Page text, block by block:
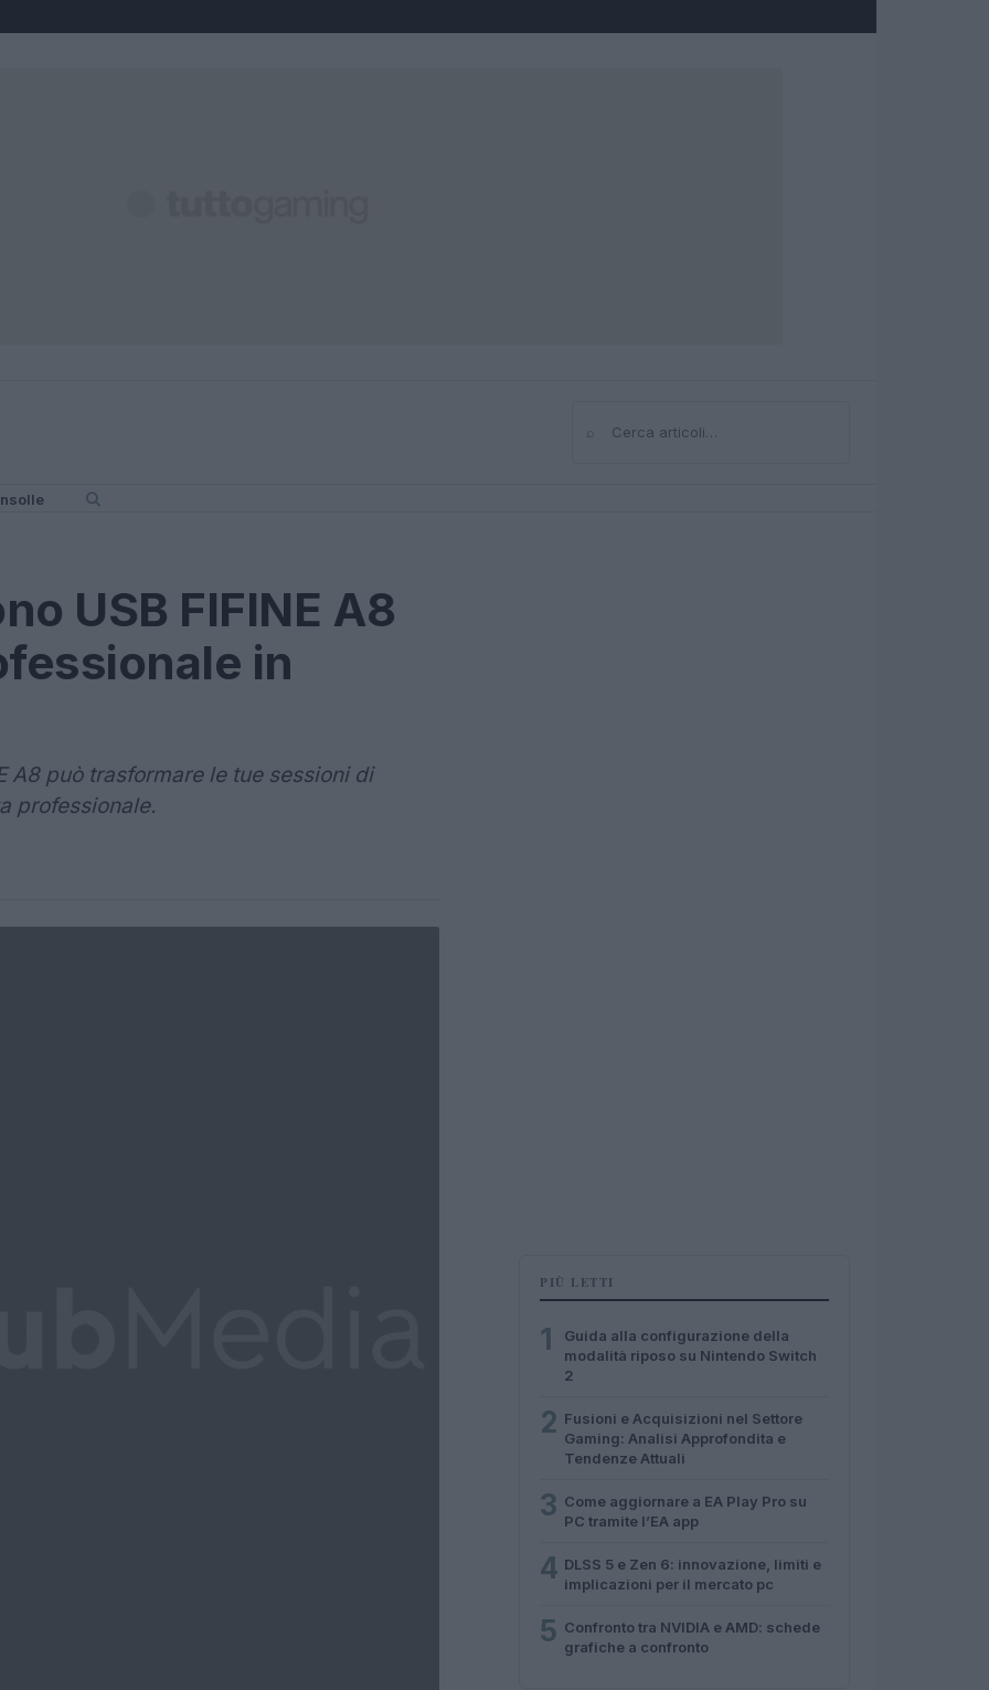
Cerca
USB FIFINE A8
in
A8 può trasformare le tue sessioni di
professionale.
PIÙ LETTI
1
Guida alla configurazione della
modalità riposo su Nintendo Switch
2
2 Fusioni e Acquisizioni nel Settore
Gaming: Analisi Approfondita e
Tendenze Attuali
3 Come aggiornare a EA Play Pro su
PC tramite l’EA app
4 DLSS 5 e Zen 6: innovazione, limiti e
implicazioni per il mercato pc
5 Confronto tra NVIDIA e AMD: schede
grafiche a confronto